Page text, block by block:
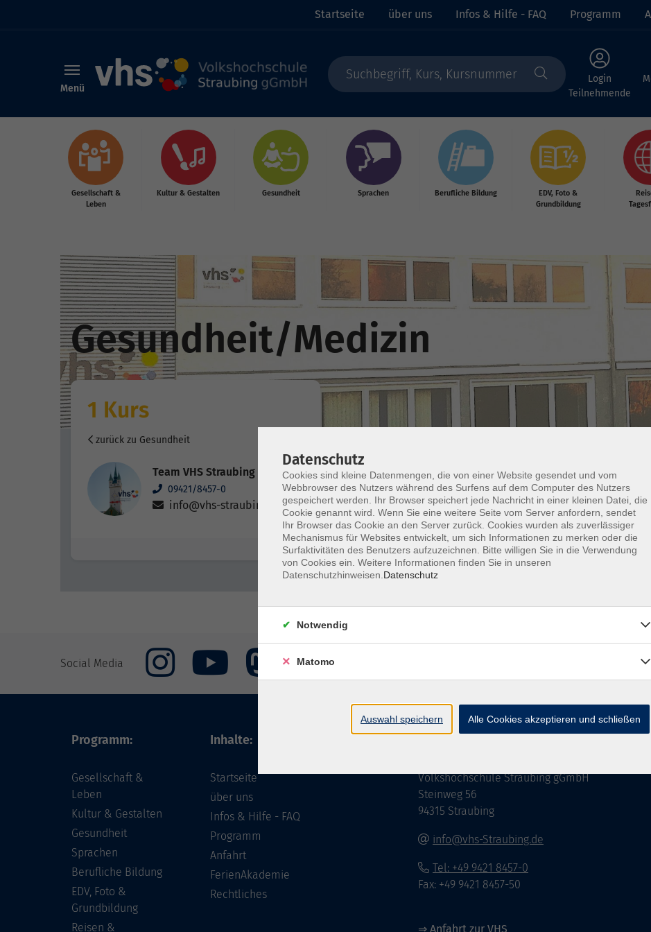
Startseite über uns Infos & Hilfe - FAQ Programm
Menü
Login
Teilnehmende
Gesellschaft &
Leben
Kultur & Gestalten Gesundheit Sprachen Berufliche Bildung
EDV, Foto &
Grundbildung
Gesundheit/Medizin
1 Kurs
zurück zu Gesundheit
Team VHS Straubing
09421/8457-0
info@vhs-straubing.de nur buchbare nur beginnende
Online: Infektionskrankheiten in der
ökologischen Krise
Social Media
Programm:
Gesellschaft &
Leben
Kultur & Gestalten
Gesundheit
Sprachen
Berufliche Bildung
EDV, Foto &
Grundbildung
Reisen &
Inhalte:
Startseite
über uns
Infos & Hilfe - FAQ
Programm
Anfahrt
FerienAkademie
Rechtliches
Volkshochschule Straubing gGmbH
Steinweg 56
94315 Straubing
info@vhs-Straubing.de
Tel: +49 9421 8457-0
Fax: +49 9421 8457-50
⇒ Anfahrt zur VHS
Datenschutz
Cookies sind kleine Datenmengen, die von einer Website gesendet und vom
Webbrowser des Nutzers während des Surfens auf dem Computer des Nutzers
gespeichert werden. Ihr Browser speichert jede Nachricht in einer kleinen Datei, die
Cookie genannt wird. Wenn Sie eine weitere Seite vom Server anfordern, sendet
Ihr Browser das Cookie an den Server zurück. Cookies wurden als zuverlässiger
Mechanismus für Websites entwickelt, um sich Informationen zu merken oder die
Surfaktivitäten des Benutzers aufzuzeichnen. Bitte willigen Sie in die Verwendung
von Cookies ein. Weitere Informationen finden Sie in unseren
Datenschutzhinweisen. Datenschutz
Notwendig
Matomo
Auswahl speichern Alle Cookies akzeptieren und schließen